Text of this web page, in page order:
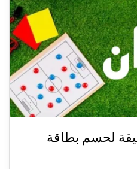
الشمال 90 دقيقة لحسم بطاقة